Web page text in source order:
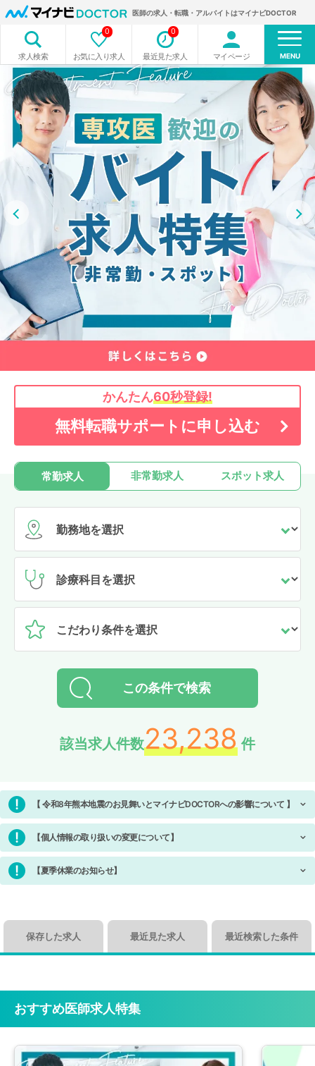
医師の求人・転職・アルバイトはマイナビDOCTOR
求人検索 お気に入り求人
0
最近見た求人
0
マイページ MENU
かんたん60秒登録!
無料転職サポートに申し込む
常勤求人 非常勤求人 スポット求人
この条件で検索
該当求人件数23,238 件
!
【 令和8年熊本地震のお見舞いとマイナビDOCTORへの影響について 】
2026年7月28日（火）に発生した「令和８年熊本地震」により、被災さ
れた皆様に心よりお見舞い申し上げます。
この地震の影響により、熊本県を中心とした地域において、求人企業様
との応募・面接・採用に関する連絡が取れない、または通常よりお時間
をいただく場合がございます。
ご理解賜りますようお願い申し上げます。
!
【個人情報の取り扱いの変更について】
平素よりマイナビDOCTORをご利用いただき、誠にありがとうございま
す。
当サービスでは、一層のサービス品質向上および応対品質の改善を目的
録音・録画したデータは、対応内容の記録、従業員の対応品質の向上等
の目的に限り適切に利用し、厳重に管理いたします。
上記に伴い、2026年9月15日より「個人情報の取り扱いについて」に以
通話・面談の録音・録画について
当社では、正確な記録の保持、サービス品質向上および応対品質の改善
を目的として、通話・面談の内容を録音または録画させていただきま
す。
引き続きマイナビDOCTORをご利用くださいませ。
何卒ご理解とご協力を賜りますようお願い申し上げます。
!
【夏季休業のお知らせ】
2026年8月8日（土）～ 2026年8月12日（水）
期間中はご不便をお掛けいたしますが、何卒ご了承いただけますようお
願い申し上げます。
保存した求人 最近見た求人 最近検索した条件
おすすめ医師求人特集